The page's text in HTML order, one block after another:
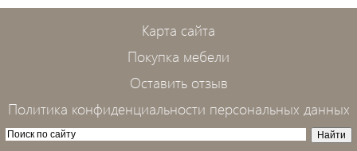
Карта сайта
Покупка мебели
Оставить отзыв
Политика конфиденциальности персональных данных